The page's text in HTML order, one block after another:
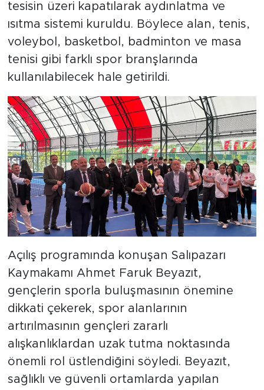
tesisin üzeri kapatılarak aydınlatma ve
ısıtma sistemi kuruldu. Böylece alan, tenis,
voleybol, basketbol, badminton ve masa
tenisi gibi farklı spor branşlarında
kullanılabilecek hale getirildi.
Açılış programında konuşan Salıpazarı
Kaymakamı Ahmet Faruk Beyazıt,
gençlerin sporla buluşmasının önemine
dikkati çekerek, spor alanlarının
artırılmasının gençleri zararlı
alışkanlıklardan uzak tutma noktasında
önemli rol üstlendiğini söyledi. Beyazıt,
sağlıklı ve güvenli ortamlarda yapılan